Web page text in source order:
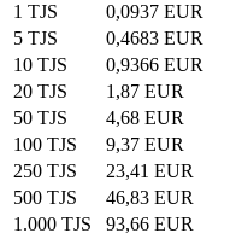
1 TJS
0,0937 EUR
5 TJS
0,4683 EUR
10 TJS
0,9366 EUR
20 TJS
1,87 EUR
50 TJS
4,68 EUR
100 TJS
9,37 EUR
250 TJS
23,41 EUR
500 TJS
46,83 EUR
1.000 TJS
93,66 EUR